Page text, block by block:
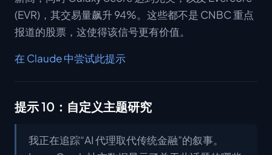
(EVR)，其交易量飙升 94%。这些都不是 CNBC 重点
报道的股票，这使得该信号更有价值。
在 Claude 中尝试此提示
提示 10：自定义主题研究
我正在追踪“AI 代理取代传统金融”的叙事。